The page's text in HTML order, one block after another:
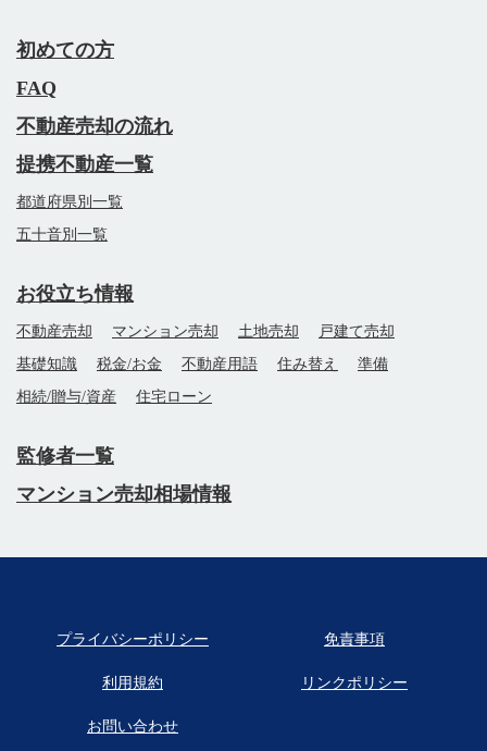
初めての方
FAQ
不動産売却の流れ
提携不動産一覧
都道府県別一覧
五十音別一覧
お役立ち情報
不動産売却 マンション売却 土地売却
戸建て売却
基礎知識
税金/お金 不動産用語 住み替え
準備
相続/贈与/資産
住宅ローン
監修者一覧
マンション売却相場情報
プライバシーポリシー 免責事項
利用規約 リンクポリシー
お問い合わせ